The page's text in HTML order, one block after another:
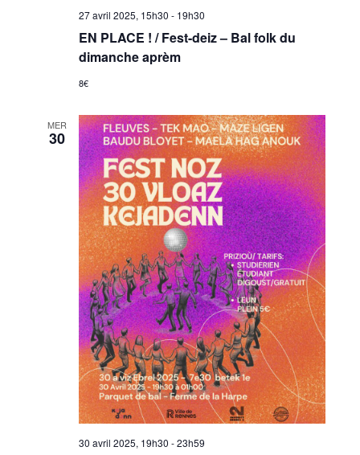
27 avril 2025, 15h30 - 19h30
EN PLACE ! / Fest-deiz – Bal folk du
dimanche aprèm
8€
MER
30
30 avril 2025, 19h30 -23h59